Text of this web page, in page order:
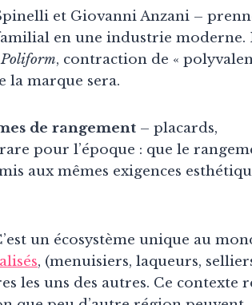
et Giovanni Anzani –
en une industrie moderne.
Poliform, contraction de «
la marque sera.
de rangement – placards,
pour l’époque : que le
aux mêmes exigences
un écosystème unique au
, (menuisiers, laqueurs,
les uns des autres. Ce contexte